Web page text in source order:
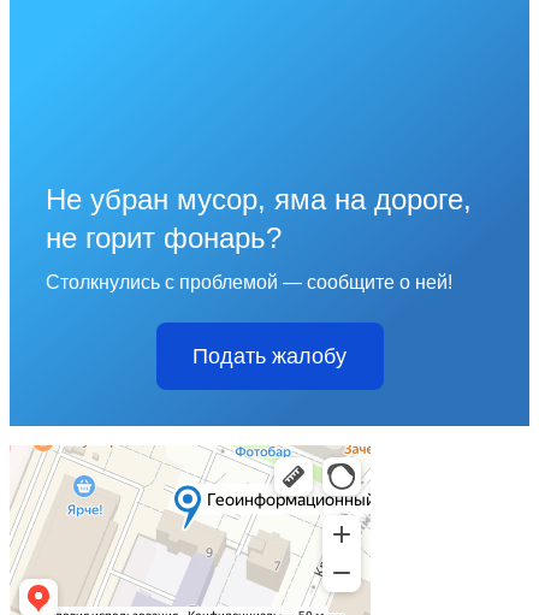
Не убран мусор, яма на дороге,
не горит фонарь?
Столкнулись с проблемой — сообщите о ней!
Подать жалобу